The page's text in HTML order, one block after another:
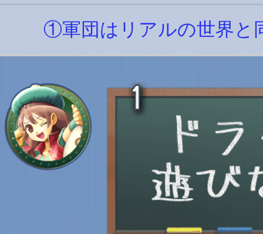
①軍団はリアルの世界と